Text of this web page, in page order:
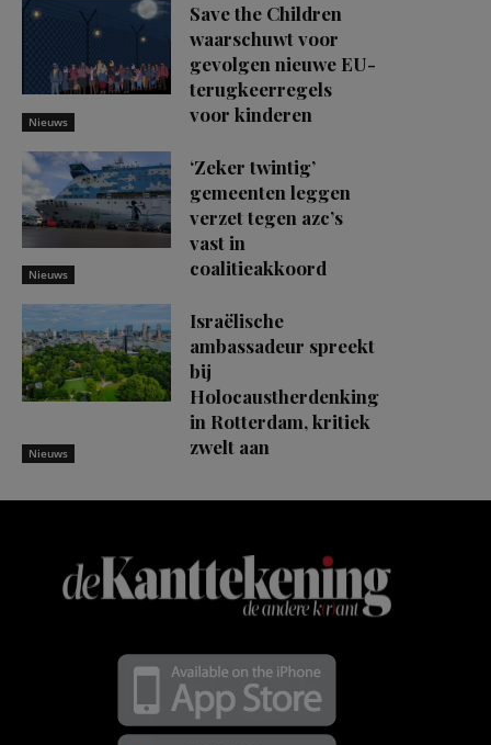
Nieuws
Save the Children
waarschuwt voor
gevolgen nieuwe EU-
terugkeerregels
voor kinderen
Nieuws
‘Zeker twintig’
gemeenten leggen
verzet tegen azc’s
vast in
coalitieakkoord
Nieuws
Israëlische
ambassadeur spreekt
bij
Holocaustherdenking
in Rotterdam, kritiek
zwelt aan